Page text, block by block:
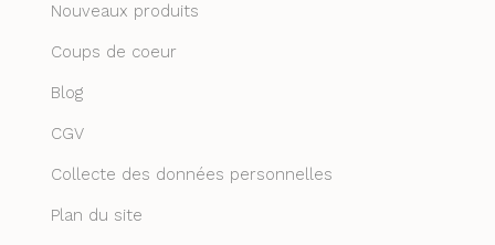
Nouveaux produits
Coups de coeur
Blog
CGV
Collecte des données personnelles
Plan du site